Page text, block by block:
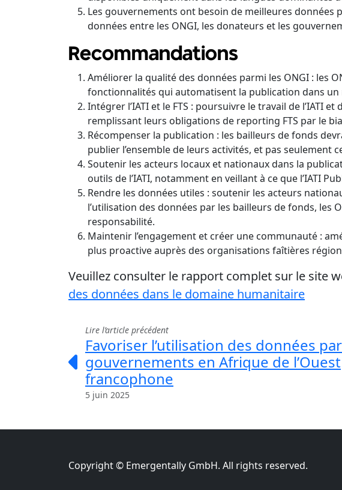
Les gouvernements ont besoin de meilleures
données entre les ONGI, les donateurs et les
Recommandations
Améliorer la qualité des données parmi les ONGI : les
fonctionnalités qui automatisent la publication dans
Intégrer l’IATI et le FTS : poursuivre le travail de l’IATI
remplissant leurs obligations de reporting FTS par le
Récompenser la publication : les bailleurs de fonds
publier l’ensemble de leurs activités, et pas seulement
Soutenir les acteurs locaux et nationaux dans la
outils de l’IATI, notamment en veillant à ce que l’IATI
Rendre les données utiles : soutenir les acteurs
l’utilisation des données par les bailleurs de fonds, les
responsabilité.
Maintenir l’engagement et créer une communauté :
plus proactive auprès des organisations faîtières
Veuillez consulter le rapport complet sur le site
des données dans le domaine humanitaire
Lire l’article précédent
Favoriser l’utilisation des données
gouvernements en Afrique de l’Ouest
francophone
5 juin 2025
Copyright © Emergentally GmbH. All rights reserved.